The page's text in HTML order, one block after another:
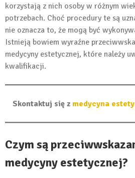
korzystają z nich osoby w różnym
potrzebach. Choć procedury te są
nie oznacza to, że mogą być
Istnieją bowiem wyraźne
medycyny estetycznej, które należy
kwalifikacji.
Skontaktuj się z medycyna
Czym są
medycyny estetycznej?